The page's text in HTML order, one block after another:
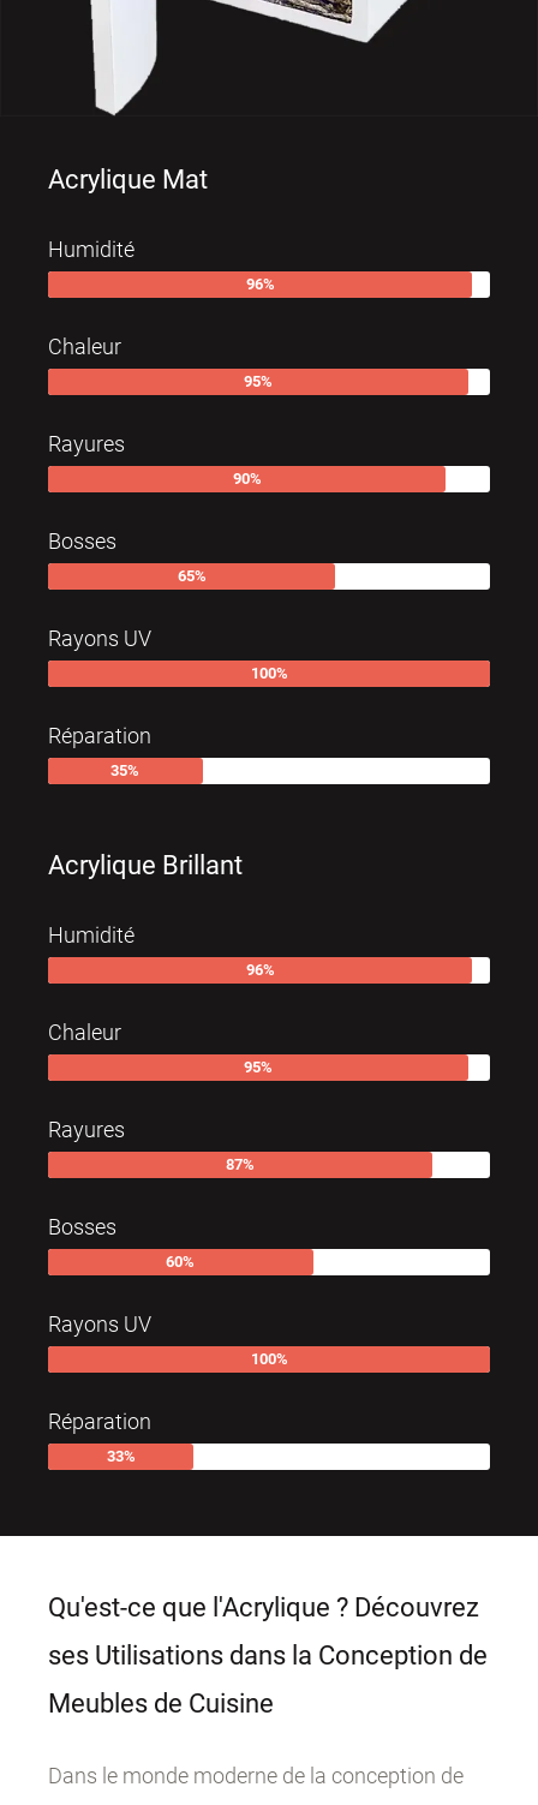
Acrylique Mat
Humidité
96%
Chaleur
95%
Rayures
90%
Bosses
65%
Rayons UV
100%
Réparation
35%
Acrylique Brillant
Humidité
96%
Chaleur
95%
Rayures
87%
Bosses
60%
Rayons UV
100%
Réparation
33%
Qu'est-ce que l'Acrylique ? Découvrez
ses Utilisations dans la Conception de
Meubles de Cuisine
Dans le monde moderne de la conception de